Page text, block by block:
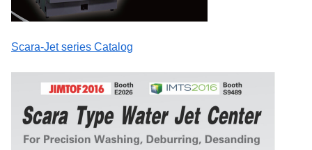
Scara-Jet series Catalog